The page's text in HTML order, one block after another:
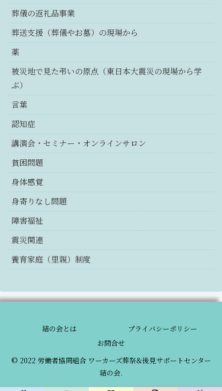
葬儀の返礼品事業
葬送支援（葬儀やお墓）の現場から
薬
被災地で見た弔いの原点（東日本大震災の現場から学
ぶ）
言葉
認知症
講演会・セミナー・オンラインサロン
貧困問題
身体感覚
身寄りなし問題
障害福祉
震災関連
養育家庭（里親）制度
結の会とは
プライバシーポリシー
お問合せ
© 2022 労働者協同組合 ワーカーズ葬祭&後見サポートセンター
結の会.